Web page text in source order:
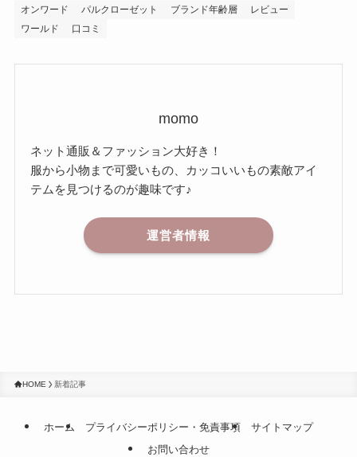
オンワード パルクローゼット ブランド年齢層
レビュー
ワールド
口コミ
momo
ネット通販＆ファッション大好き！
服から小物まで可愛いもの、カッコいいもの素敵アイ
テムを見つけるのが趣味です♪
運営者情報
HOME 新着記事
ホーム プライバシーポリシー・免責事項
サイトマップ
お問い合わせ